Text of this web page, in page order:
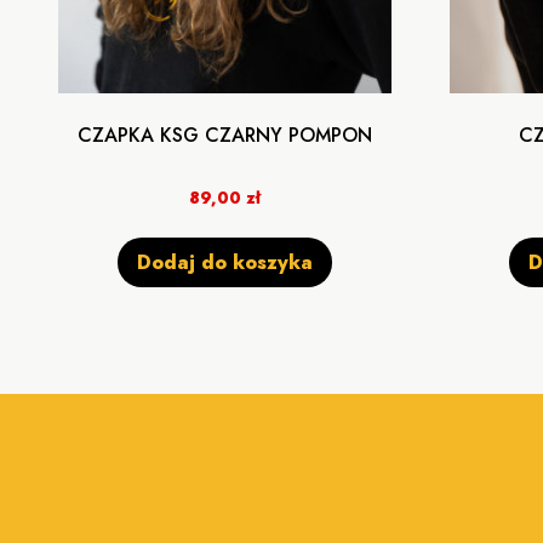
CZAPKA KSG CZARNY POMPON
89,00zł
Dodaj do koszyka